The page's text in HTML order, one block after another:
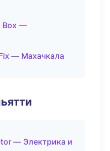
Box —
— Махачкала
— Электрика и